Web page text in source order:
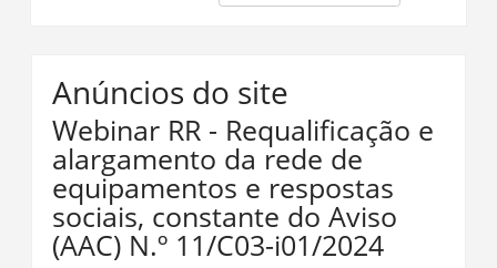
Anúncios do site
Webinar RR - Requalificação e
alargamento da rede de
equipamentos e respostas
sociais, constante do Aviso
(AAC) N.º 11/C03-i01/2024